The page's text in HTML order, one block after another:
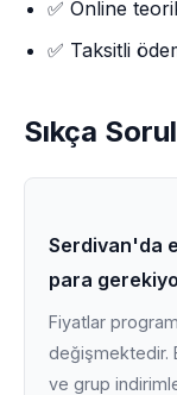
✅ Online
✅ Taksitli
Sıkça
Serdivan'da
para
Fiyatlar
değişmektedir.
ve grup